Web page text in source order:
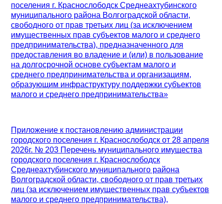
поселения г. Краснослободск Среднеахтубинского
муниципального района Волгоградской области,
свободного от прав третьих лиц (за исключением
имущественных прав субъектов малого и среднего
предпринимательства), предназначенного для
предоставления во владение и (или) в пользование
на долгосрочной основе субъектам малого и
среднего предпринимательства и организациям,
образующим инфраструктуру поддержки субъектов
малого и среднего предпринимательства»
Приложение к постановлению администрации
городского поселения г. Краснослободск от 28 апреля
2026г. № 203 Перечень муниципального имущества
городского поселения г. Краснослободск
Среднеахтубинского муниципального района
Волгоградской области, свободного от прав третьих
лиц (за исключением имущественных прав субъектов
малого и среднего предпринимательства),